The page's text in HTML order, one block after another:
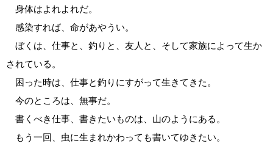
身体はよれよれだ。
感染すれば、命があやうい。
ぼくは、仕事と、釣りと、友人と、そして家族によって生か
されている。
困った時は、仕事と釣りにすがって生きてきた。
今のところは、無事だ。
書くべき仕事、書きたいものは、山のようにある。
もう一回、虫に生まれかわっても書いてゆきたい。